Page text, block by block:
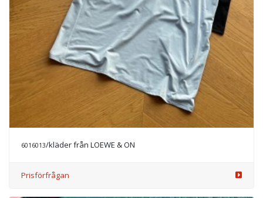
6016013/kläder från LOEWE & ON
Prisförfrågan